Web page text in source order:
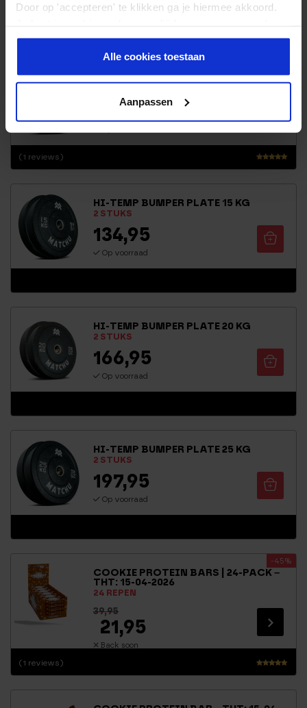
Door op 'accepteren' te klikken ga je hiermee akkoord.
er meer over in onsprivacy beleid.
Alle cookies toestaan
Aanpassen
Op voorraad
HI-TEMP BUMPER PLATE 10 KG
Waarderin
(1 reviews)
94,95
HI-TEMP BUMPER PLATE 15 KG
2 STUKS
134,95
Op voorraad
HI-TEMP BUMPER PLATE 20 KG
2 STUKS
166,95
Op voorraad
HI-TEMP BUMPER PLATE 25 KG
2 STUKS
197,95
Op voorraad
COOKIE PROTEIN BARS | 24-PACK –
THT: 15-04-2026
24 REPEN
-45%
Waarderin
(1 reviews)
39,95
21,95
Back soon